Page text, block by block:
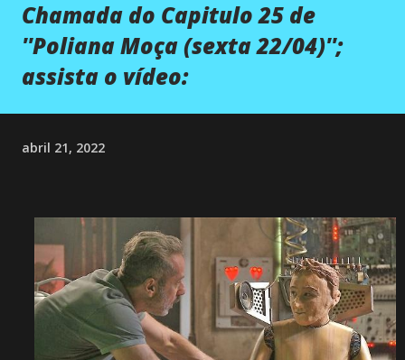
Chamada do Capitulo 25 de
''Poliana Moça (sexta 22/04)'';
assista o vídeo:
abril 21, 2022